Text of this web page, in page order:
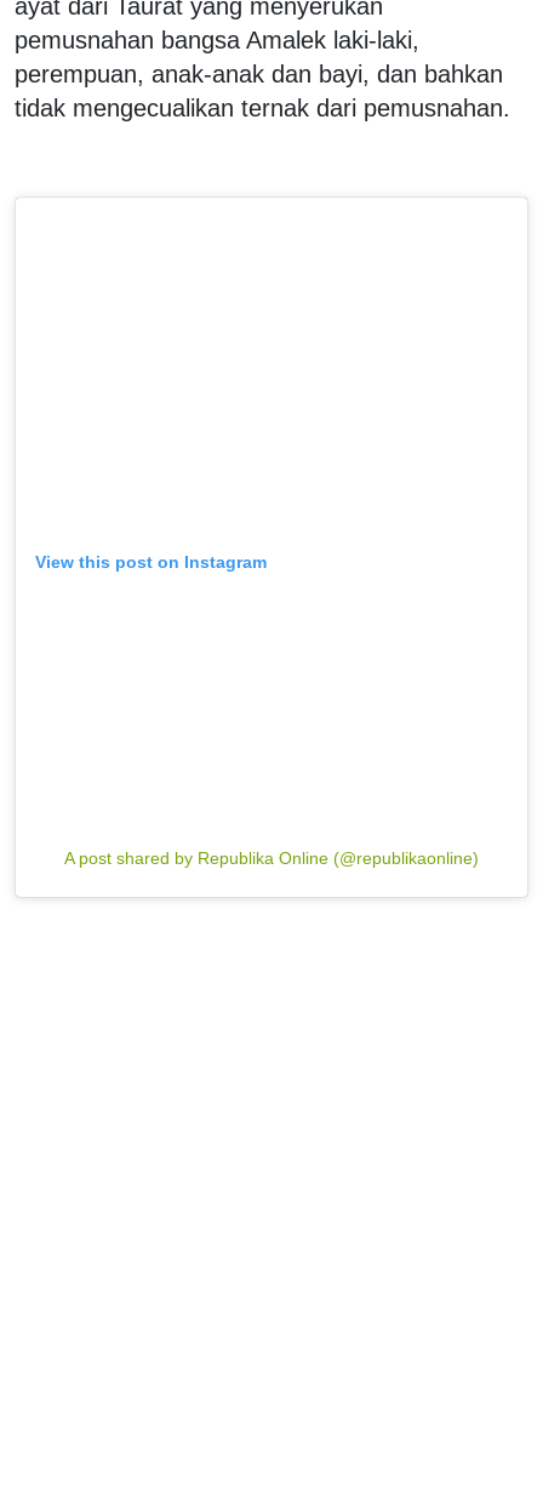
ayat dari Taurat yang menyerukan
pemusnahan bangsa Amalek laki-laki,
perempuan, anak-anak dan bayi, dan bahkan
tidak mengecualikan ternak dari pemusnahan.
View this post on Instagram
A post shared by Republika Online (@republikaonline)